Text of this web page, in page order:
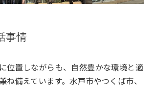
事情
位置しながらも、自然豊かな環境と適
ね備えています。水戸市やつくば市、